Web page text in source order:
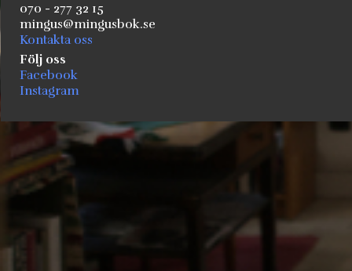
070 - 277 32 15
mingus@mingusbok.se
Kontakta oss
Följ oss
Facebook
Instagram